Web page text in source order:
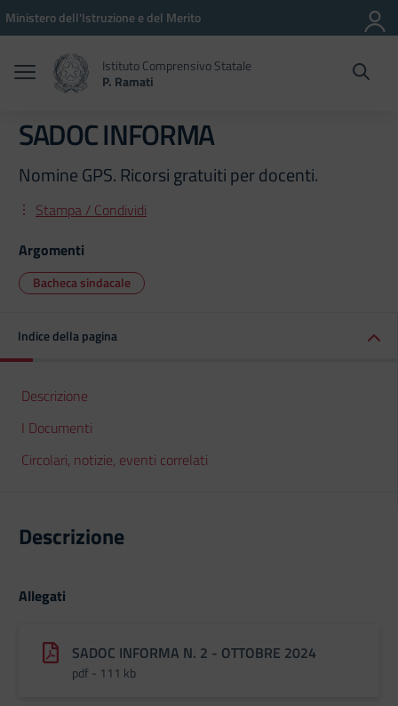
Vai ai contenuti
Vai al menu di navigazione
Vai al footer
Ministero dell'Istruzione e del Merito
Istituto Comprensivo Statale
P. Ramati
SADOC INFORMA
Nomine GPS. Ricorsi gratuiti per docenti.
Stampa / Condividi
Argomenti
Bacheca sindacale
Indice della pagina
Descrizione
I Documenti
Circolari, notizie, eventi correlati
Descrizione
Allegati
SADOC INFORMA N. 2 - OTTOBRE 2024
pdf - 111 kb